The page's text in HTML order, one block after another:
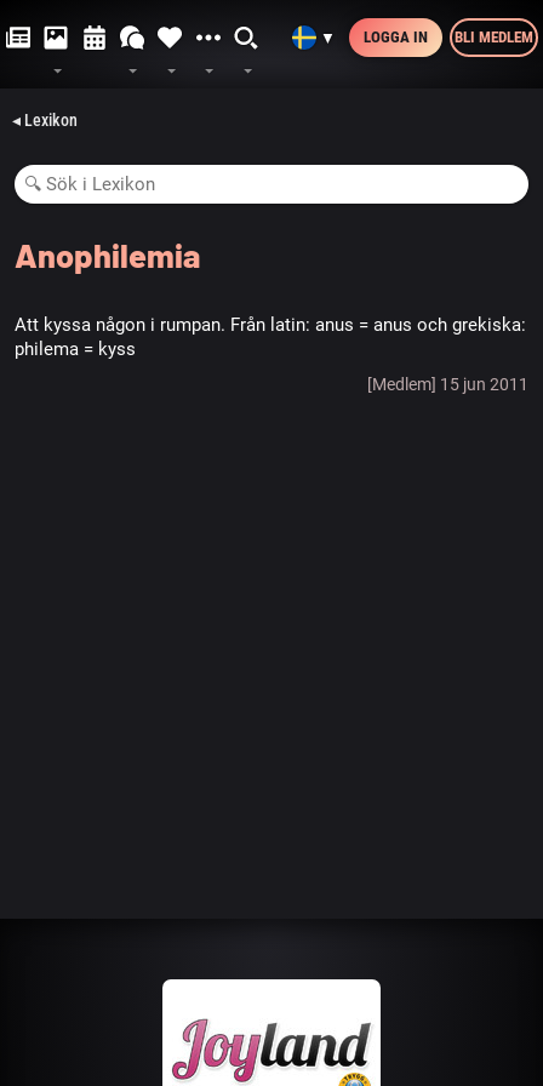
▼ LOGGA IN BLI MEDLEM
◂ Lexikon
Anophilemia
Att kyssa någon i rumpan. Från latin: anus = anus och grekiska:
philema = kyss
[Medlem] 15 jun 2011